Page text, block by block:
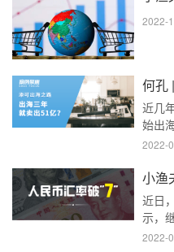
2022-
近几
始出
作为
有多
中强
么做
2022-
近日
示，
关口
2022-